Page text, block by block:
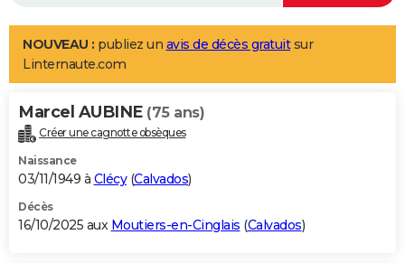
LIFESTYLE
Art de vivre
Bien-être
Loisirs
Mode
Modes de vie
Alimentation
Guide de la santé
Maladies
Médicaments
Sommeil
VOYAGE
Destinations
City break
Voyage nature
Voyage de noces
Forum
Climat
+PHOTO
GUIDES D'ACHAT
BONS PLANS
NOUVEAU : publiez un avis de décès gratuitsur
Linternaute.com
Marcel AUBINE (75 ans)
Créer une cagnotte obsèques
Naissance
03/11/1949 à Clécy(Calvados)
Décès
16/10/2025 aux Moutiers-en-Cinglais (Calvados)